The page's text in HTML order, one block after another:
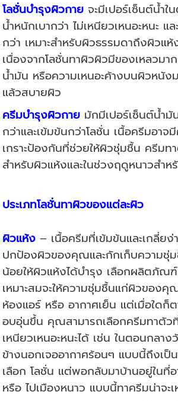
โลชั่นบำรุงผิวกาย จะมีเปอร์เซ็นต์น้ำ
น้ำหนักเบากว่า ไม่เหนียวเหนอะหนะ แ
กว่า เหมาะสำหรับผิวธรรมดาถึงผิวแห้
เนื่องจากโลชั่นทาผิวผิวมีของเหลวมา
น้ำมัน หรือความเหนอะค้างบนผิวหนัง
แล้วสบายผิว
ครีมบำรุงผิวกาย มักมีเปอร์เซ็นต์น้ำ
กว่าและเข้มข้นกว่าโลชั่น เนื้อครีมอาจ
เกราะป้องกันที่ช่วยให้ผิวชุ่มชื้น ครีมท
สำหรับผิวแห้งและในช่วงฤดูหนาวสำห
ประเภทโลชั่นทาผิวของแต่ละผิว
ผิวแห้ง – เนื้อครีมที่เข้มข้นและเกลี่ยง่
ปกป้องผิวของคุณและกักเก็บความชุ่
น้อยให้ผิวแห้งได้บำรุง เลือกผลิตภัณ
เหมาะสมจะให้ความชุ่มชื้นแก่ผิวของ
ห้องแอร์ หรือ อากาศเย็น แต่เมื่อใดก็
อบอุ่นขึ้น คุณสามารถเลือกครีมทาตัวที่
เหนียวเหนอะหนะได้ เช่น ในตอนกลา
ข้างนอกเจออากาศร้อนๆ แบบนี้ถึงเป็
เลือก โลชั่น แต่พอกลับมาบ้านอยู่ในที่
หรือ ไปเมืองหนาว แบบนี้ทาครีมน่าจะเ